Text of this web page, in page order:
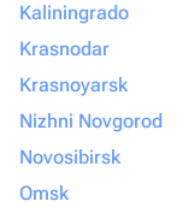
Kaliningrado
Krasnodar
Krasnoyarsk
Nizhni Novgorod
Novosibirsk
Omsk